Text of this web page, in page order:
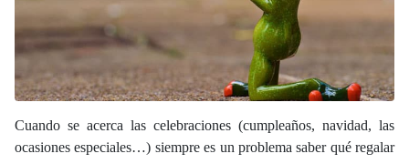
Cuando se acerca las celebraciones (cumpleaños, navidad, las
ocasiones especiales…) siempre es un problema saber qué regalar